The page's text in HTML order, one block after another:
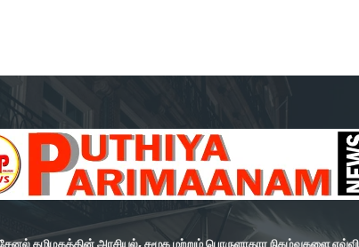
தமிழகத்தின் அரசியல், சமூக மற்றும் பொருளாதார நிகழ்வுகளை எவ்வித